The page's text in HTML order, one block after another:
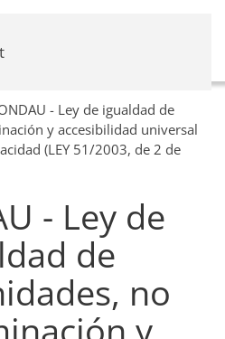
- Ley de igualdad de
y accesibilidad universal
(LEY 51/2003, de 2 de
- Ley de
de
no